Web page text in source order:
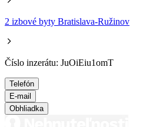
2 izbové byty Bratislava-Ružinov
Číslo inzerátu: JuOiEiu1omT
Telefón
E-mail
Obhliadka